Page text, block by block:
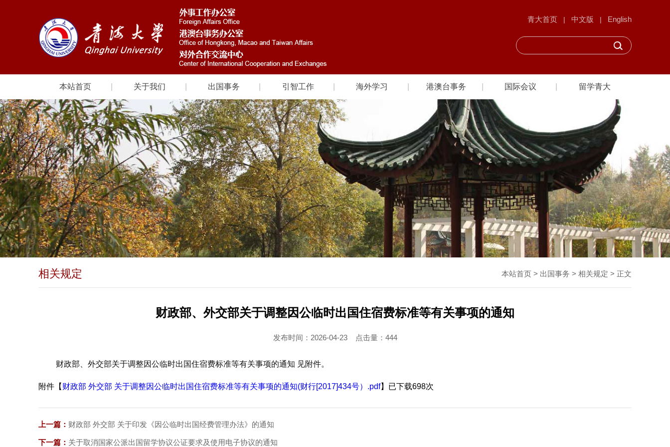
青大首页 | 中文版 | English
本站首页 关于我们 出国事务 引智工作 海外学习 港澳台事务 国际会议 留学青大
本站首页 > 出国事务 > 相关规定 > 正文
相关规定
财政部、外交部关于调整因公临时出国住宿费标准等有关事项的通知
发布时间：2026-04-23 点击量： 444
财政部、外交部关于调整因公临时出国住宿费标准等有关事项的通知 见附件。
附件【 财政部 外交部 关于调整因公临时出国住宿费标准等有关事项的通知(财行[2017]434号）.pdf】已下载698次
上一篇： 财政部 外交部 关于印发《因公临时出国经费管理办法》的通知
下一篇： 关于取消国家公派出国留学协议公证要求及使用电子协议的通知